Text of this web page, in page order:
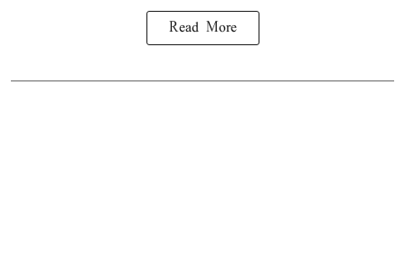
Read More